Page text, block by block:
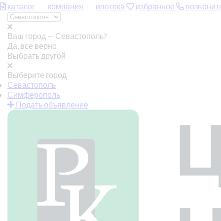
каталог компания ипотека избранное
Ваш город — Севастополь?
Да, все верно
Выбрать другой
Выберите город
Севастополь
Симферополь
Подать объявление